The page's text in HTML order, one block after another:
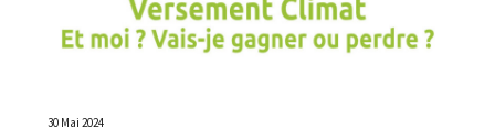
30 Mai 2024